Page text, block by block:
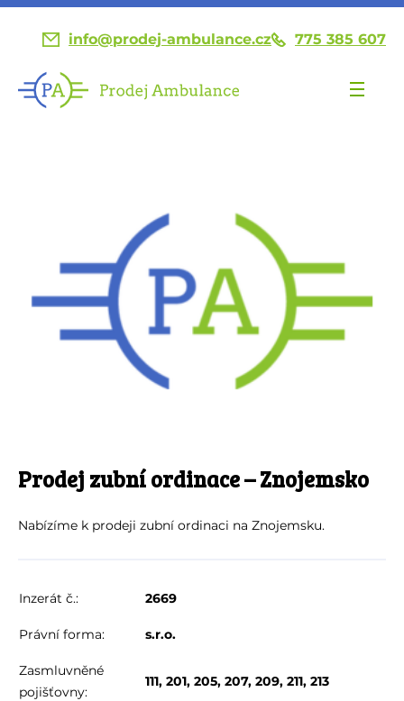
info@prodej-ambulance.cz 775 385 607
Prodej zubní ordinace – Znojemsko
Nabízíme k prodeji zubní ordinaci na Znojemsku.
Inzerát č.: 2669
Právní forma: s.r.o.
Zasmluvněné
pojišťovny:
111, 201, 205, 207, 209, 211, 213